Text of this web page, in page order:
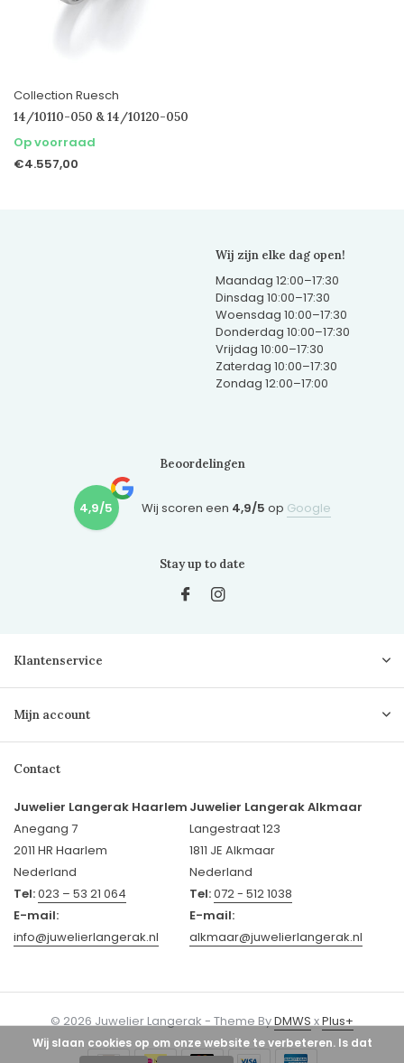
Collection Ruesch
14/10110-050 & 14/10120-050
Op voorraad
€4.557,00
Wij zijn elke dag open!
Maandag 12:00–17:30
Dinsdag 10:00–17:30
Woensdag 10:00–17:30
Donderdag 10:00–17:30
Vrijdag 10:00–17:30
Zaterdag 10:00–17:30
Zondag 12:00–17:00
Beoordelingen
4,9/5 Wij scoren een 4,9/5 op Google
Stay up to date
Klantenservice
Mijn account
Contact
Juwelier Langerak Haarlem
Anegang 7
2011 HR Haarlem
Nederland
Tel:023 – 53 21 064
E-mail:
info@juwelierlangerak.nl
Juwelier Langerak Alkmaar
Langestraat 123
1811 JE Alkmaar
Nederland
Tel:072 - 512 1038
E-mail:
alkmaar@juwelierlangerak.nl
© 2026 Juwelier Langerak - Theme ByDMWSxPlus+
Wij slaan cookies op om onze website te verbeteren. Is dat